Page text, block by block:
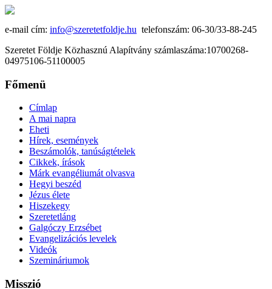
e-mail cím: info@szeretetfoldje.hu telefonszám: 06-30/33-88-245
Szeretet Földje Közhasznú Alapítvány számlaszáma:10700268-
04975106-51100005
Főmenü
Címlap
A mai napra
Eheti
Hírek, események
Beszámolók, tanúságtételek
Cikkek, írások
Márk evangéliumát olvasva
Hegyi beszéd
Jézus élete
Hiszekegy
Szeretetláng
Galgóczy Erzsébet
Evangelizációs levelek
Videók
Szemináriumok
Misszió